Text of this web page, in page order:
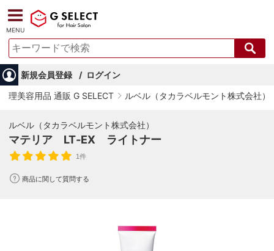
MENU
新規会員登録
ログイン
理美容用品 通販 G SELECT
ルベル（タカラベルモント株式会社）
ルベル（タカラベルモント株式会社）
マテリア LT‐EX ライトナー
1件
商品に関して質問する